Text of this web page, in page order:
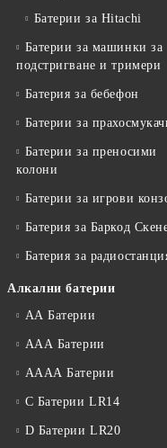
Батерии за Hitachi
Батерии за машинки за
подстригване и тримери
Батерия за бебефон
Батерии за
Батерии за преносими
колони
Батерии за игрови
Батерия за Баркод
Батерия за
Алкални батерии
АА Батерии
ААА Батерии
АААА Батерии
C Батерии LR14
D Батерии LR20